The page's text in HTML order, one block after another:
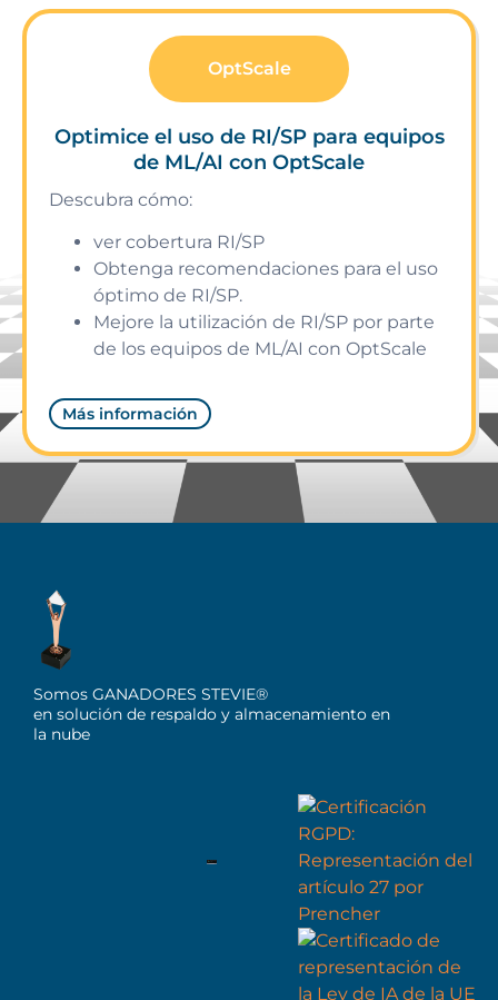
OptScale
Optimice el uso de RI/SP para equipos
de ML/AI con OptScale
Descubra cómo:
ver cobertura RI/SP
Obtenga recomendaciones para el uso
óptimo de RI/SP.
Mejore la utilización de RI/SP por parte
de los equipos de ML/AI con OptScale
Más información
Somos GANADORES STEVIE®
en solución de respaldo y almacenamiento en
la nube